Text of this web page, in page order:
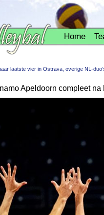
Home
laatste vier in Ostrava, overige NL-
Apeldoorn compleet na